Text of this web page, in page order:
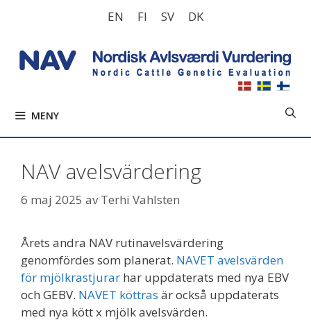
EN FI SV DK
MENY
NAV avelsvärdering
6 maj 2025 avTerhi Vahlsten
Årets andra NAV rutinavelsvärdering
genomfördes som planerat. NAVET avelsvärden
för mjölkrastjurar har uppdaterats med nya EBV
och GEBV. NAVET köttras är också uppdaterats
med nya kött x mjölk avelsvärden.